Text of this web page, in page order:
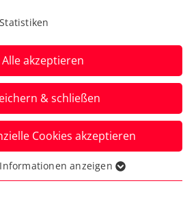
eröffnet für
Austria Davis
gegen Erel
gegen die Türkei kommt
Lukas Neumayer gleich zu
12.09.2024
Statistiken
Alle akzeptieren
& schließen
Cookies akzeptieren
werden für grundlegende
anzeigen